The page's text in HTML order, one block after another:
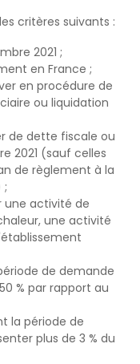
critères suivants :
2021 ;
en France ;
en procédure de
ou liquidation
de dette fiscale ou
2021 (sauf celles
de règlement à la
;
une activité de
une activité
de demande
% par rapport au
la période de
plus de 3 % du